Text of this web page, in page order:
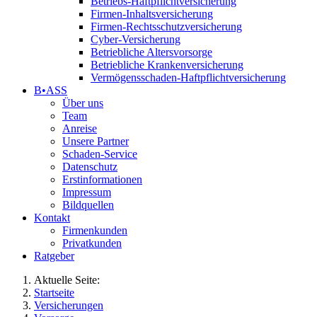
Firmen-Inhaltsversicherung
Firmen-Rechtsschutzversicherung
Cyber-Versicherung
Betriebliche Altersvorsorge
Betriebliche Krankenversicherung
Vermögensschaden-Haftpflichtversicherung
B•ASS
Über uns
Team
Anreise
Unsere Partner
Schaden-Service
Datenschutz
Erstinformationen
Impressum
Bildquellen
Kontakt
Firmenkunden
Privatkunden
Ratgeber
Aktuelle Seite:
Startseite
Versicherungen